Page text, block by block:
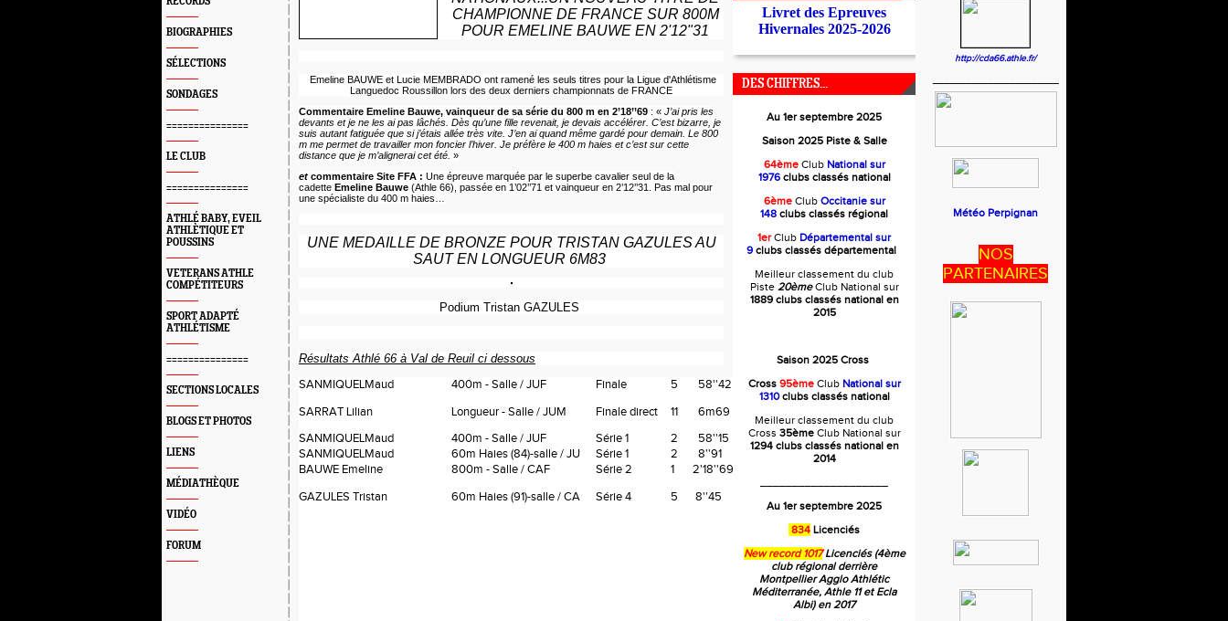
BIOGRAPHIES
SÉLECTIONS
SONDAGES
===============
LE CLUB
===============
ATHLÉ BABY, EVEIL
ATHLÈTIQUE ET
POUSSINS
VETERANS ATHLE
COMPÉTITEURS
SPORT ADAPTÉ
ATHLÉTISME
===============
SECTIONS LOCALES
BLOGS ET PHOTOS
LIENS
MÉDIATHÈQUE
VIDÉO
FORUM
CHAMPIONNE DE FRANCE SUR 800M
POUR EMELINE BAUWE EN 2'12"31
Emeline BAUWE et Lucie MEMBRADO ont ramené les seuls titres pour la Ligue d'Athlétisme
Languedoc Roussillon lors des deux derniers championnats de FRANCE
Commentaire Emeline Bauwe, vainqueur de sa série du 800 m en 2’18’’69 : « J’ai pris les
devants et je ne les ai pas lâchés. Dès qu’une fille revenait, je devais accélérer. C’est bizarre, je
suis autant fatiguée que si j’étais allée très vite. J’en ai quand même gardé pour demain. Le 800
m me permet de travailler mon foncier l’hiver. Je préfère le 400 m haies et c’est sur cette
distance que je m’alignerai cet été. »
et commentaire Site FFA : Une épreuve marquée par le superbe cavalier seul de la
cadette Emeline Bauwe (Athle 66), passée en 1’02’’71 et vainqueur en 2’12’’31. Pas mal pour
une spécialiste du 400 m haies…
UNE MEDAILLE DE BRONZE POUR TRISTAN GAZULES AU
SAUT EN LONGUEUR 6M83
Podium Tristan GAZULES
Résultats Athlé 66 à Val de Reuil ci dessous
SANMIQUELMaud 400m - Salle / JUF Finale 5
58''42
SARRAT Lilian
Longueur - Salle / JUM Finale direct 11
6m69
SANMIQUELMaud
400m - Salle / JUF Série 1 2
58''15
SANMIQUELMaud
60m Haies (84)-salle / JU Série 1 2
8''91
BAUWE Emeline
800m - Salle / CAF Série 2 1
2'18''69
GAZULES Tristan
60m Haies (91)-salle / CA Série 4 5 8''45
Livret des Epreuves
Hivernales 2025-2026
DES CHIFFRES...
Au 1er septembre 2025
Saison 2025 Piste & Salle
64èmeClub National sur
1976 clubs classés national
6èmeClub Occitanie sur
148 clubs classés régional
1er Club Départemental sur
9 clubs classés départemental
Meilleur classement du club
Piste 20èmeClub National sur
1889 clubs classés national en
2015
Saison 2025 Cross
Cross95èmeClub National sur
1310clubs classés national
Meilleur classement du club
Cross 35èmeClub National sur
1294 clubs classés national en
2014
Au 1er septembre 2025
834 Licenciés
New record 1017 Licenciés (4ème
club régional derrière
Montpellier Agglo Athlétic
Méditerranée, Athle 11 et Ecla
Albi) en 2017
http://cda66.athle.fr/
Météo Perpignan
NOS
PARTENAIRES